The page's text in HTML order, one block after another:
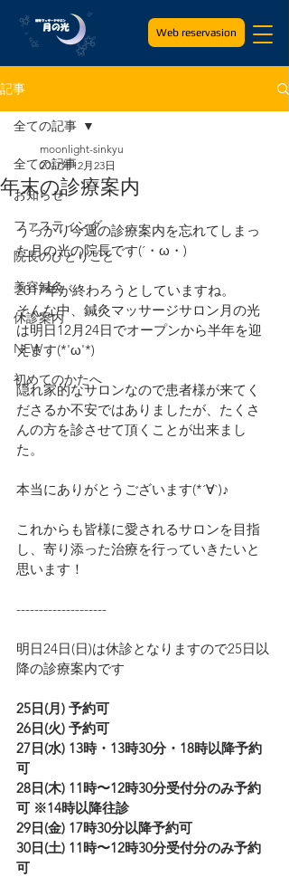
Web reservasion
記事
全ての記事
お知らせ
ファスティング
院長のひとりごと
美容鍼灸
休診案内
NEW
初めてのかたへ
全ての記事
年末の診療案内
moonlight-sinkyu
2017年12月23日
うっかり今週の診療案内を忘れてしまっ
た月の光の院長です(´・ω・)
2017年が終わろうとしていますね。
そんな中、鍼灸マッサージサロン月の光
は明日12月24日でオープンから半年を迎
えます(*'ω'*)
隠れ家的なサロンなので患者様が来てく
ださるか不安ではありましたが、たくさ
んの方を診させて頂くことが出来まし
た。
本当にありがとうございます(*´∀`)♪
これからも皆様に愛されるサロンを目指
し、寄り添った治療を行っていきたいと
思います！
--------------------
明日24日(日)は休診となりますので25日以
降の診療案内です
25日(月) 予約可
26日(火) 予約可
27日(水) 13時・13時30分・18時以降予約
可
28日(木) 11時〜12時30分受付分のみ予約
可 ※14時以降往診
29日(金) 17時30分以降予約可
30日(土) 11時〜12時30分受付分のみ予約
可